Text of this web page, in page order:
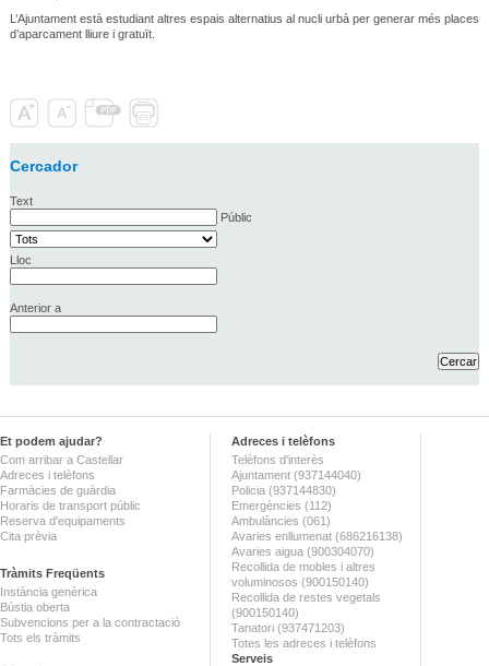
L’Ajuntament està estudiant altres espais alternatius al nucli urbà per generar més places
d’aparcament lliure i gratuït.
Cercador
Text
Públic
Lloc
Anterior a
Et podem ajudar?
Com arribar a Castellar
Adreces i telèfons
Farmàcies de guàrdia
Horaris de transport públic
Reserva d'equipaments
Cita prèvia
Tràmits Freqüents
Instància genèrica
Bústia oberta
Subvencions per a la contractació
Tots els tràmits
Adreces i telèfons
Telèfons d'interès
Ajuntament (937144040)
Policia (937144830)
Emergències (112)
Ambulàncies (061)
Avaries enllumenat (686216138)
Avaries aigua (900304070)
Recollida de mobles i altres
voluminosos (900150140)
Recollida de restes vegetals
(900150140)
Tanatori (937471203)
Totes les adreces i telèfons
Serveis